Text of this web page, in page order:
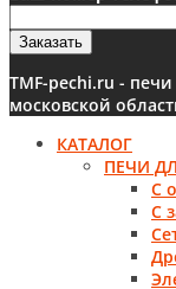
Заказать
TMF-pechi.ru -
московской
КАТАЛОГ
ПЕЧИ
С
С